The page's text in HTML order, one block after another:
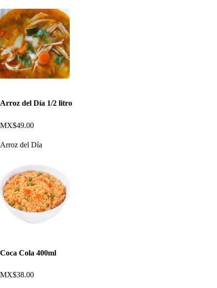
Arroz del Día 1/2 litro
MX$49.00
Arroz del Día
Coca Cola 400ml
MX$38.00